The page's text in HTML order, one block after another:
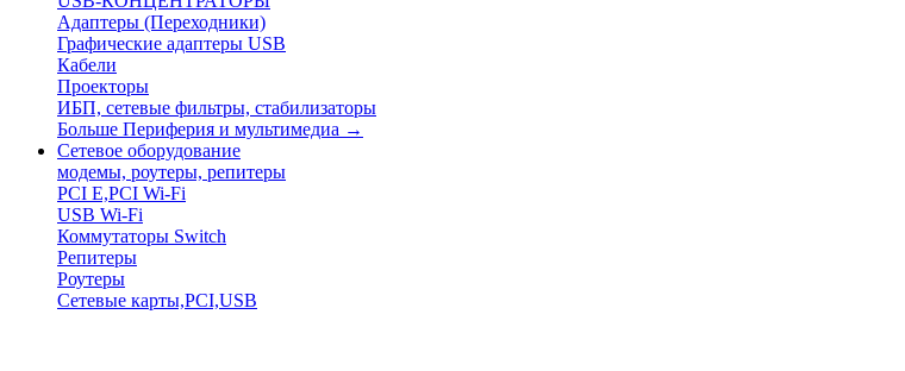
Адаптеры (Переходники)
Графические адаптеры USB
Кабели
Проекторы
ИБП, сетевые фильтры, стабилизаторы
Больше Периферия и мультимедиа →
Сетевое оборудование
модемы, роутеры, репитеры
PCI E,PCI Wi-Fi
USB Wi-Fi
Коммутаторы Switch
Репитеры
Роутеры
Сетевые карты,PCI,USB